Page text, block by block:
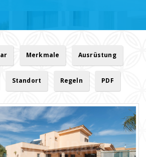
Merkmale Ausrüstung
Standort Regeln PDF